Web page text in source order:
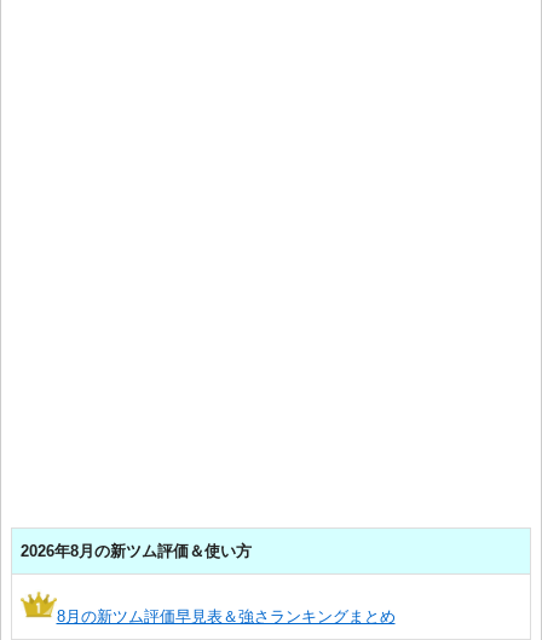
2026年8月の新ツム評価＆使い方
8月の新ツム評価早見表＆強さランキングまとめ